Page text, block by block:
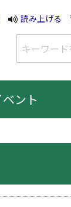
読み上げる
ント